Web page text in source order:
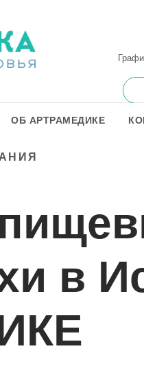
ОБ АРТРАМЕДИКЕ
в